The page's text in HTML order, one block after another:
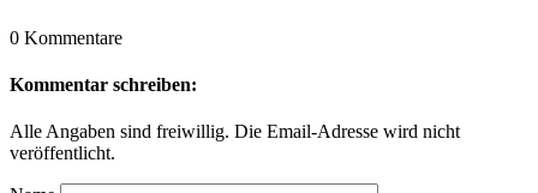
0 Kommentare
Kommentar schreiben:
Alle Angaben sind freiwillig. Die Email-Adresse wird nicht
veröffentlicht.